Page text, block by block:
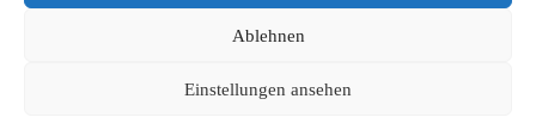
Ablehnen
Einstellungen ansehen